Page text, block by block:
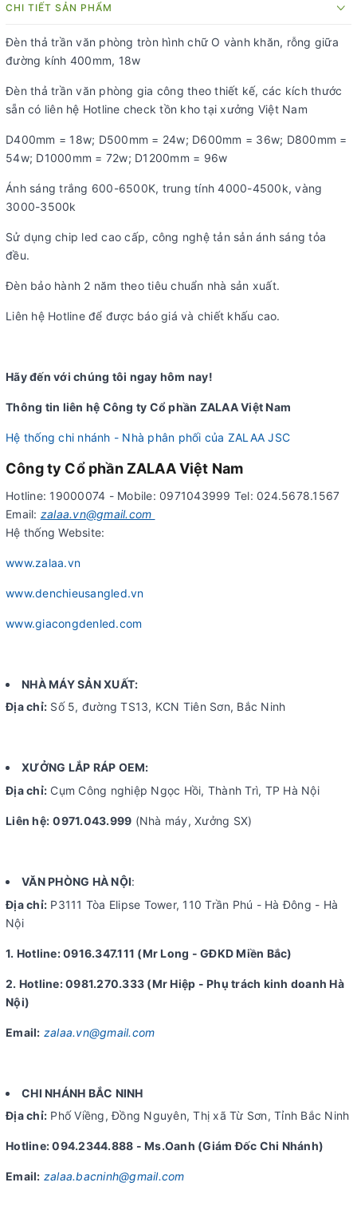
CHI TIẾT SẢN PHẨM
Đèn thả trần văn phòng tròn hình chữ O vành khăn, rỗng giữa
đường kính 400mm, 18w
Đèn thả trần văn phòng gia công theo thiết kế, các kích thước
sẵn có liên hệ Hotline check tồn kho tại xưởng Việt Nam
D400mm = 18w; D500mm = 24w; D600mm = 36w; D800mm =
54w; D1000mm = 72w; D1200mm = 96w
Ánh sáng trắng 600-6500K, trung tính 4000-4500k, vàng
3000-3500k
Sử dụng chip led cao cấp, công nghệ tản sản ánh sáng tỏa
đều.
Đèn bảo hành 2 năm theo tiêu chuẩn nhà sản xuất.
Liên hệ Hotline để được báo giá và chiết khấu cao.
Hãy đến với chúng tôi ngay hôm nay!
Thông tin liên hệ Công ty Cổ phần ZALAA Việt Nam
Hệ thống chi nhánh - Nhà phân phối của ZALAA JSC
Công ty Cổ phần ZALAA Việt Nam
Hotline: 19000074 - Mobile: 0971043999 Tel: 024.5678.1567
Email: zalaa.vn@gmail.com
Hệ thống Website:
www.zalaa.vn
www.denchieusangled.vn
www.giacongdenled.com
NHÀ MÁY SẢN XUẤT:
Địa chỉ: Số 5, đường TS13, KCN Tiên Sơn, Bắc Ninh
XƯỞNG LẮP RÁP OEM:
Địa chỉ: Cụm Công nghiệp Ngọc Hồi, Thành Trì, TP Hà Nội
Liên hệ: 0971.043.999 (Nhà máy, Xưởng SX)
VĂN PHÒNG HÀ NỘI:
Địa chỉ: P3111 Tòa Elipse Tower, 110 Trần Phú - Hà Đông - Hà
Nội
1. Hotline: 0916.347.111 (Mr Long - GĐKD Miền Bắc)
2. Hotline: 0981.270.333 (Mr Hiệp - Phụ trách kinh doanh Hà
Nội)
Email: zalaa.vn@gmail.com
CHI NHÁNH BẮC NINH
Địa chỉ: Phố Viềng, Đồng Nguyên, Thị xã Từ Sơn, Tỉnh Bắc Ninh
Hotline: 094.2344.888 - Ms.Oanh (Giám Đốc Chi Nhánh)
Email: zalaa.bacninh@gmail.com